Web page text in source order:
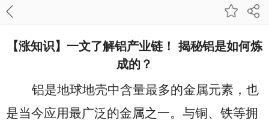
【涨知识】一文了解铝产业链！ 揭秘铝是如何炼
成的？
铝是地球地壳中含量最多的金属元素，也
是当今应用最广泛的金属之一。 与铜、铁等拥